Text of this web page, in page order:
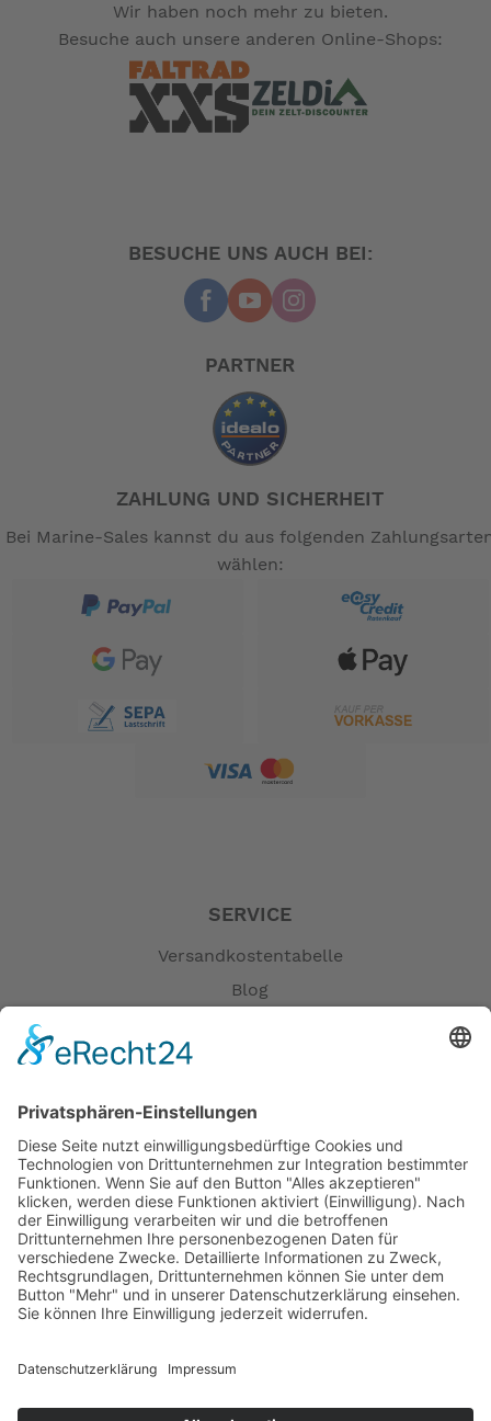
Wir haben noch mehr zu bieten.
Besuche auch unsere anderen Online-Shops:
BESUCHE UNS AUCH BEI:
PARTNER
ZAHLUNG UND SICHERHEIT
Bei Marine-Sales kannst du aus folgenden
wählen:
SERVICE
Versandkostentabelle
Blog
Öffnungszeiten
Versandpartner
Verfügbarkeiten
Zahlung und Versand
Datenschutz
Fernabsatz
Widerrufsrecht bei Reparatur